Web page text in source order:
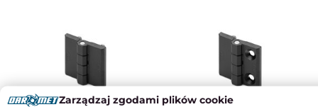
Zarządzaj zgodami plików cookie